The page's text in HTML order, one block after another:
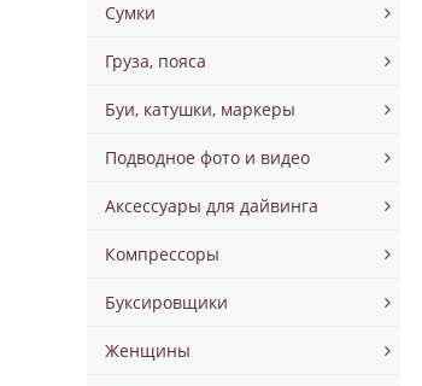
Сумки
Груза, пояса
Буи, катушки, маркеры
Подводное фото и видео
Аксессуары для дайвинга
Компрессоры
Буксировщики
Женщины